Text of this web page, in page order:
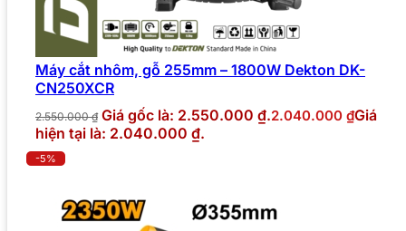
Máy cắt nhôm, gỗ 255mm – 1800W Dekton DK-
CN250XCR
2.550.000₫ Giá gốc là: 2.550.000 ₫.2.040.000 ₫Giá
hiện tại là: 2.040.000 ₫.
-5%